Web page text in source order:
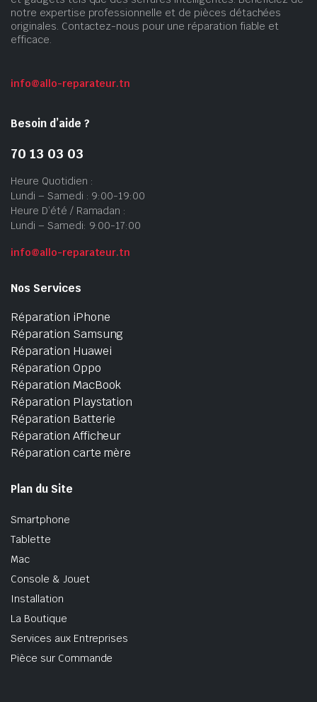
notre expertise professionnelle et de pièces détachées
originales. Contactez-nous pour une réparation fiable et
efficace.
info@allo-reparateur.tn
Besoin d’aide ?
70 13 03 03
Heure Quotidien :
Lundi – Samedi : 9:00-19:00
Heure D’été / Ramadan :
Lundi – Samedi: 9:00-17:00
info@allo-reparateur.tn
Nos Services
Réparation iPhone
Réparation Samsung
Réparation Huawei
Réparation Oppo
Réparation MacBook
Réparation Playstation
Réparation Batterie
Réparation Afficheur
Réparation carte mère
Plan du Site
Smartphone
Tablette
Mac
Console & Jouet
Installation
La Boutique
Services aux Entreprises
Pièce sur Commande